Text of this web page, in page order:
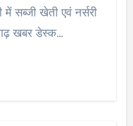
खबर डेस्क…